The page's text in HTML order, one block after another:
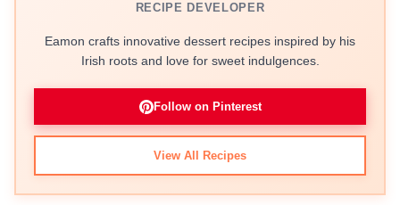
RECIPE DEVELOPER
Eamon crafts innovative dessert recipes inspired by his
Irish roots and love for sweet indulgences.
Follow on Pinterest
View All Recipes